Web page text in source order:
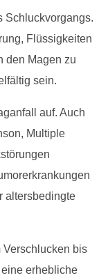
Schluckvorgangs.
Flüssigkeiten
den Magen zu
sein.
auf. Auch
Multiple
altersbedingte
Verschlucken bis
erhebliche